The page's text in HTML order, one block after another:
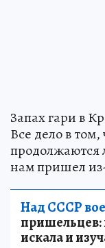
Запах гари в
Все дело в
продолжаются
нам пришел из-
Над СССР
пришельцев:
искала и